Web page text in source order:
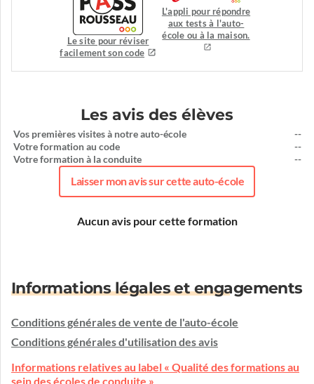
Le site pour réviser
facilement son code
L'appli pour répondre
aux tests à l'auto-
école ou à la maison.
Les avis des élèves
Vos premières visites à notre auto-école
Votre formation au code
Votre formation à la conduite
--
--
--
Laisser mon avis sur cette auto-école
Aucun avis pour cette formation
Informations légales et engagements
Conditions générales de vente de l'auto-école
Conditions générales d'utilisation des avis
Informations relatives au label « Qualité des formations au
sein des écoles de conduite »